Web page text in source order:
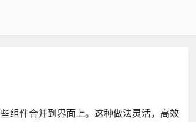
组件合并到界面上。这种做法灵活，高效